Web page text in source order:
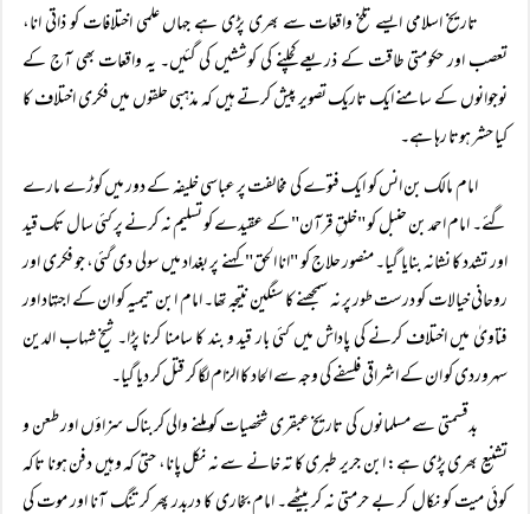
تاریخ اسلامی ایسے تلخ واقعات سے بھری پڑی ہے جہاں علمی اختلافات کو ذاتی انا،
تعصب اور حکومتی طاقت کے ذریعے کچلنے کی کوششیں کی گئیں۔ یہ واقعات بھی آج کے
نوجوانوں کے سامنے ایک تاریک تصویر پیش کرتے ہیں کہ مذہبی حلقوں میں فکری اختلاف کا
کیا حشر ہوتا رہا ہے۔
امام مالک بن انس کو ایک فتوے کی مخالفت پر عباسی خلیفہ کے دور میں کوڑے مارے
گئے۔ امام احمد بن حنبل کو "خلقِ قرآن" کے عقیدے کو تسلیم نہ کرنے پر کئی سال تک قید
اور تشدد کا نشانہ بنایا گیا۔ منصور حلاج کو "انا الحق" کہنے پر بغداد میں سولی دی گئی، جو فکری اور
روحانی خیالات کو درست طور پر نہ سمجھنے کا سنگین نتیجہ تھا۔ امام ابن تیمیہ کو ان کے اجتہاد اور
فتاویٰ میں اختلاف کرنے کی پاداش میں کئی بار قید و بند کا سامنا کرنا پڑا۔ شیخ شہاب الدین
سہروردی کو ان کے اشراقی فلسفے کی وجہ سے الحاد کا الزام لگا کر قتل کر دیا گیا۔
بدقسمتی سے مسلمانوں کی تاریخ عبقری شخصیات کو ملنے والی کربناک سزاؤں اور طعن و
تشنیع بھری پڑی ہے: ابن جریر طبری کا تہ خانے سے نہ نکل پانا، حتیٰ کہ وہیں دفن ہونا تاکہ
کوئی میت کو نکال کر بے حرمتی نہ کر بیٹھے۔ امام بخاری کا دربدر پھر کر تنگ آنا اور موت کی